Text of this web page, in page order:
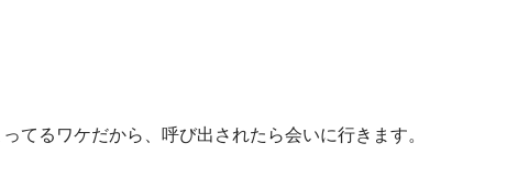
てるワケだから、呼び出されたら会いに行きます。